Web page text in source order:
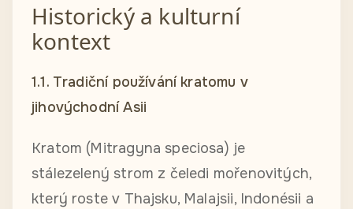
Historický a kulturní
kontext
1.1. Tradiční používání kratomu v
jihovýchodní Asii
Kratom (Mitragyna speciosa) je
stálezelený strom z čeledi mořenovitých,
který roste v Thajsku, Malajsii, Indonésii a